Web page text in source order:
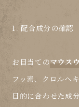
1. 配合成分の確認
お目当てのマウス
フッ素、クロルヘ
目的に合わせた成